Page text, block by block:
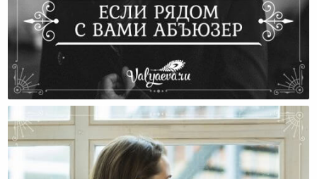
Если Рядом С Вами Абъюзер